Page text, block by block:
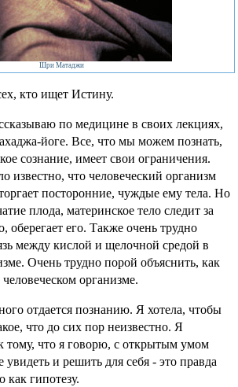
Шри Матаджи
кто ищет Истину.
по медицине в своих лекциях,
йоге. Все, что мы можем познать,
сознание, имеет свои ограничения.
известно, что человеческий организм
посторонние, чуждые ему тела. Но
плода, материнское тело следит за
оберегает его. Также очень трудно
между кислой и щелочной средой в
Очень трудно порой объяснить, как
организме.
отдается познанию. Я хотела, чтобы
что до сих пор неизвестно. Я
тому, что я говорю, с открытым умом
и решить для себя - это правда
как гипотезу.